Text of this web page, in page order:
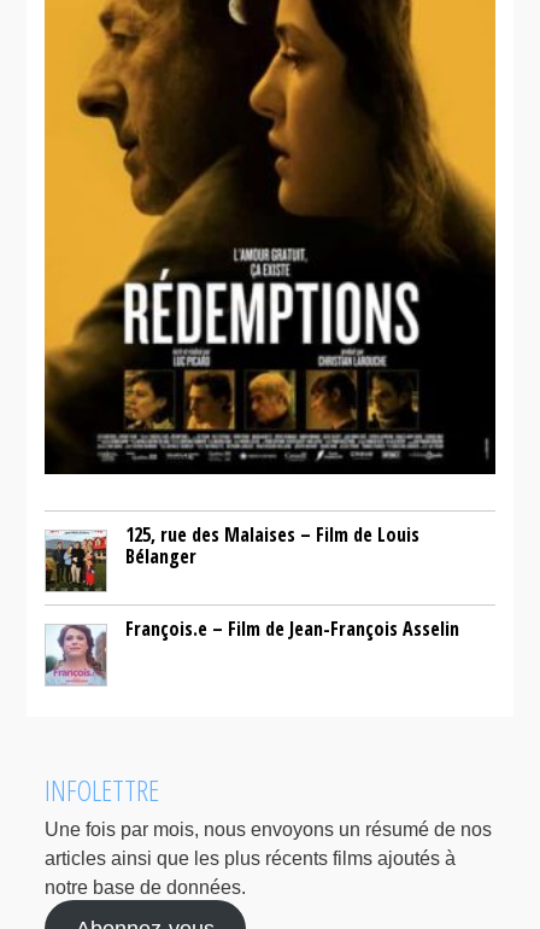
125, rue des Malaises – Film de Louis
Bélanger
François.e – Film de Jean-François Asselin
INFOLETTRE
Une fois par mois, nous envoyons un résumé de nos
articles ainsi que les plus récents films ajoutés à
notre base de données.